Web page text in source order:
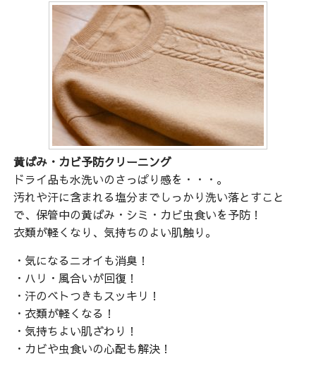
黄ばみ・カビ予防クリーニング
ドライ品も水洗いのさっぱり感を・・・。
汚れや汗に含まれる塩分までしっかり洗い落とすこと
で、保管中の黄ばみ・シミ・カビ虫食いを予防！
衣類が軽くなり、気持ちのよい肌触り。
・気になるニオイも消臭！
・ハリ・風合いが回復！
・汗のベトつきもスッキリ！
・衣類が軽くなる！
・気持ちよい肌ざわり！
・カビや虫食いの心配も解決！